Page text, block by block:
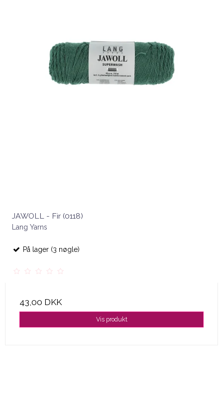
JAWOLL - Fir (0118)
Lang Yarns
På lager (3 nøgle)
43,00 DKK
Vis produkt